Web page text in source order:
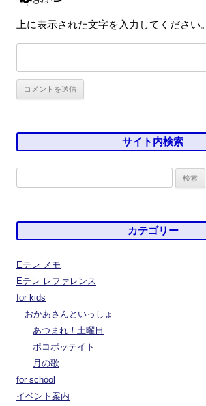
上に表示された文字を入力してください。
サイト内検索
カテゴリー
Eテレ メモ
Eテレ レファレンス
for kids
おかあさんといっしょ
あつまれ！土曜日
ポコポッテイト
月の歌
for school
イベント案内